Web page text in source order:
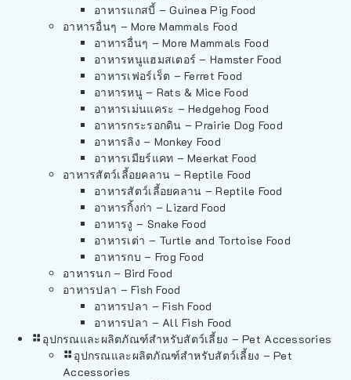
อาหารแกสบี้ – Guinea Pig Food
อาหารอื่นๆ – More Mammals Food
อาหารอื่นๆ – More Mammals Food
อาหารหนูแฮมสเตอร์ – Hamster Food
อาหารเฟอร์เร็ต – Ferret Food
อาหารหนู – Rats & Mice Food
อาหารเม่นแคระ – Hedgehog Food
อาหารกระรอกดิน – Prairie Dog Food
อาหารลิง – Monkey Food
อาหารเมียร์แคท – Meerkat Food
อาหารสัตว์เลี้อยคลาน – Reptile Food
อาหารสัตว์เลี้อยคลาน – Reptile Food
อาหารกิ้งก่า – Lizard Food
อาหารงู – Snake Food
อาหารเต่า – Turtle and Tortoise Food
อาหารกบ – Frog Food
อาหารนก – Bird Food
อาหารปลา – Fish Food
อาหารปลา – Fish Food
อาหารปลา – All Fish Food
อุปกรณและผลิตภัณฑ์สำหรับสัตว์เลี้ยง – Pet Accessories
อุปกรณและผลิตภัณฑ์สำหรับสัตว์เลี้ยง – Pet
Accessories